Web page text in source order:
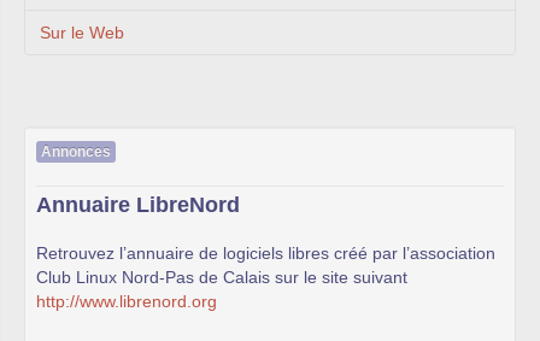
Sur le Web
Annonces
Annuaire LibreNord
Retrouvez l’annuaire de logiciels libres créé par l’association
Club Linux Nord-Pas de Calais sur le site suivant
http://www.librenord.org